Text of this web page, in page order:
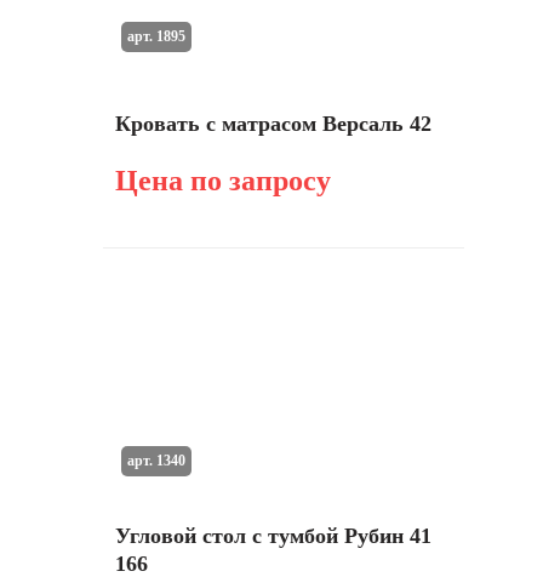
Кровать с матрасом Версаль 42
Цена по запросу
арт. 1895
Угловой стол с тумбой Рубин 41
166
арт. 1340